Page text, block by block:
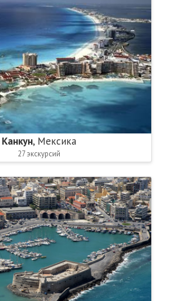
Канкун, Мексика
27 экскурсий